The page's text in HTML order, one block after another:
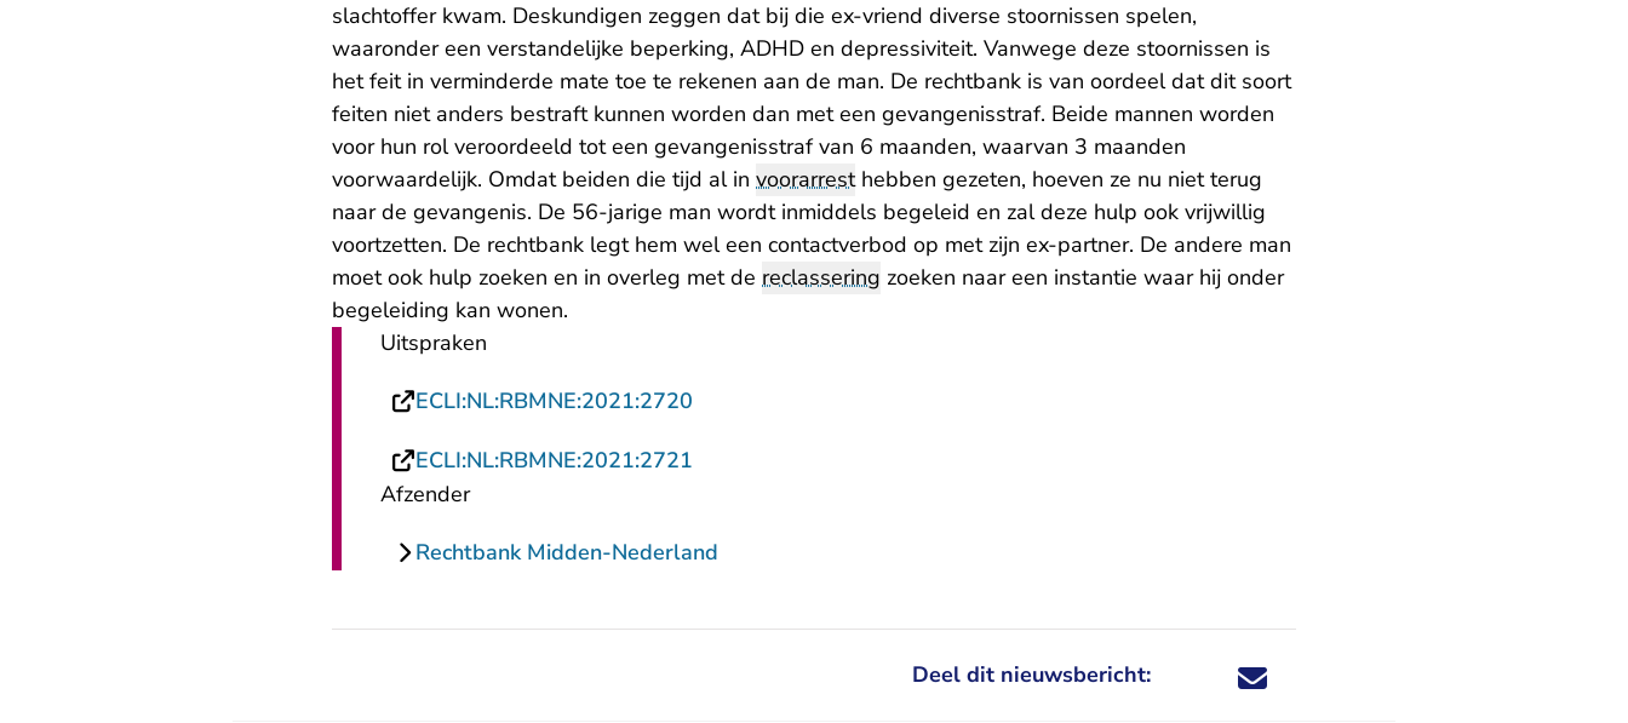
slachtoffer kwam. Deskundigen zeggen dat bij die ex-vriend diverse stoornissen spelen,
waaronder een verstandelijke beperking, ADHD en depressiviteit. Vanwege deze stoornissen is
het feit in verminderde mate toe te rekenen aan de man. De rechtbank is van oordeel dat dit soort
feiten niet anders bestraft kunnen worden dan met een gevangenisstraf. Beide mannen worden
voor hun rol veroordeeld tot een gevangenisstraf van 6 maanden, waarvan 3 maanden
voorwaardelijk. Omdat beiden die tijd al in voorarresthebben gezeten, hoeven ze nu niet terug
naar de gevangenis. De 56-jarige man wordt inmiddels begeleid en zal deze hulp ook vrijwillig
voortzetten. De rechtbank legt hem wel een contactverbod op met zijn ex-partner. De andere man
moet ook hulp zoeken en in overleg met de reclassering zoeken naar een instantie waar hij onder
begeleiding kan wonen.
Uitspraken
ECLI:NL:RBMNE:2021:2720
ECLI:NL:RBMNE:2021:2721
Afzender
Rechtbank Midden-Nederland
Deel dit nieuwsbericht: Deel dit nieuwsbericht via X - U verlaat
Deel dit nieuwsbericht via Facebook - U
Deel dit nieuwsbericht via e-mail
Deel dit nieuwsbericht via LinkedIn - U